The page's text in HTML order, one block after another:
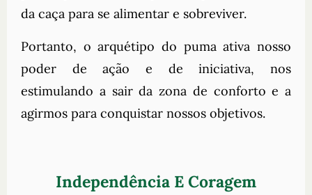
da caça para se alimentar e sobreviver.
Portanto, o arquétipo do puma ativa nosso
poder de ação e de iniciativa, nos
estimulando a sair da zona de conforto e a
agirmos para conquistar nossos objetivos.
Independência E Coragem